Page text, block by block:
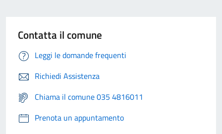
Contatta il comune
Leggi le domande frequenti
Richiedi Assistenza
Chiama il comune 035 4816011
Prenota un appuntamento